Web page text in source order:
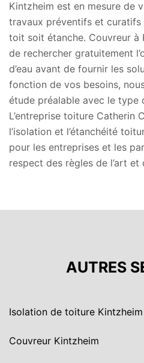
Kintzheim est en mesure de
travaux préventifs et
toit soit étanche. Couvreur à
de rechercher gratuitement
d’eau avant de fournir les
fonction de vos besoins,
étude préalable avec le type
L’entreprise toiture Catherin
l’isolation et l’étanchéité
pour les entreprises et les
respect des règles de l’art et
AUTRES
Isolation de toiture
Couvreur Kintzheim